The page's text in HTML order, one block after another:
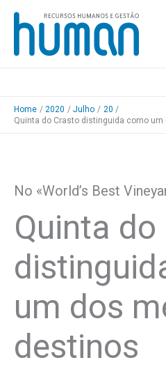
Skip
content
Home 2020 Julho
20
Quinta do Crasto distinguida como
No «World’s Best
Quinta
um dos
destinos